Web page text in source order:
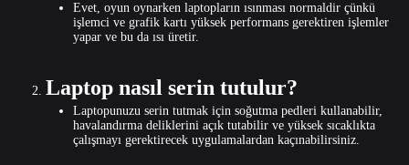
Evet, oyun oynarken laptopların ısınması normaldir çünkü
işlemci ve grafik kartı yüksek performans gerektiren işlemler
yapar ve bu da ısı üretir.
Laptop nasıl serin tutulur?
Laptopunuzu serin tutmak için soğutma pedleri kullanabilir,
havalandırma deliklerini açık tutabilir ve yüksek sıcaklıkta
çalışmayı gerektirecek uygulamalardan kaçınabilirsiniz.